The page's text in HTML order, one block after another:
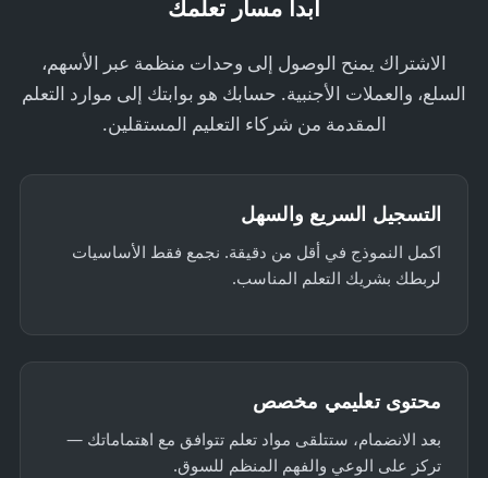
ابدأ مسار تعلمك
الاشتراك يمنح الوصول إلى وحدات منظمة عبر الأسهم،
السلع، والعملات الأجنبية. حسابك هو بوابتك إلى موارد التعلم
المقدمة من شركاء التعليم المستقلين.
التسجيل السريع والسهل
اكمل النموذج في أقل من دقيقة. نجمع فقط الأساسيات
لربطك بشريك التعلم المناسب.
محتوى تعليمي مخصص
بعد الانضمام، ستتلقى مواد تعلم تتوافق مع اهتماماتك —
تركز على الوعي والفهم المنظم للسوق.